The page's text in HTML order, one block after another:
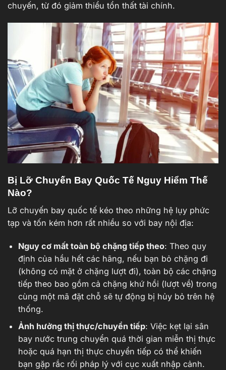
chuyến, từ đó giảm thiểu tổn thất tài chính.
Bị Lỡ Chuyến Bay Quốc Tế Nguy Hiểm Thế
Nào?
Lỡ chuyến bay quốc tế kéo theo những hệ lụy phức
tạp và tốn kém hơn rất nhiều so với bay nội địa:
Nguy cơ mất toàn bộ chặng tiếp theo: Theo quy
định của hầu hết các hãng, nếu bạn bỏ chặng đi
(không có mặt ở chặng lượt đi), toàn bộ các chặng
tiếp theo bao gồm cả chặng khứ hồi (lượt về) trong
cùng một mã đặt chỗ sẽ tự động bị hủy bỏ trên hệ
thống.
Ảnh hưởng thị thực/chuyển tiếp: Việc kẹt lại sân
bay nước trung chuyển quá thời gian miễn thị thực
hoặc quá hạn thị thực chuyển tiếp có thể khiến
bạn gặp rắc rối pháp lý với cục xuất nhập cảnh.